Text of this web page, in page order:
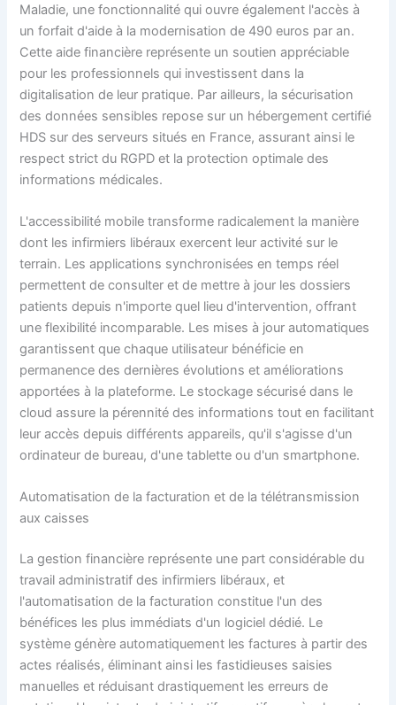
Maladie, une fonctionnalité qui ouvre également l'accès à
un forfait d'aide à la modernisation de 490 euros par an.
Cette aide financière représente un soutien appréciable
pour les professionnels qui investissent dans la
digitalisation de leur pratique. Par ailleurs, la sécurisation
des données sensibles repose sur un hébergement certifié
HDS sur des serveurs situés en France, assurant ainsi le
respect strict du RGPD et la protection optimale des
informations médicales.
L'accessibilité mobile transforme radicalement la manière
dont les infirmiers libéraux exercent leur activité sur le
terrain. Les applications synchronisées en temps réel
permettent de consulter et de mettre à jour les dossiers
patients depuis n'importe quel lieu d'intervention, offrant
une flexibilité incomparable. Les mises à jour automatiques
garantissent que chaque utilisateur bénéficie en
permanence des dernières évolutions et améliorations
apportées à la plateforme. Le stockage sécurisé dans le
cloud assure la pérennité des informations tout en facilitant
leur accès depuis différents appareils, qu'il s'agisse d'un
ordinateur de bureau, d'une tablette ou d'un smartphone.
Automatisation de la facturation et de la télétransmission
aux caisses
La gestion financière représente une part considérable du
travail administratif des infirmiers libéraux, et
l'automatisation de la facturation constitue l'un des
bénéfices les plus immédiats d'un logiciel dédié. Le
système génère automatiquement les factures à partir des
actes réalisés, éliminant ainsi les fastidieuses saisies
manuelles et réduisant drastiquement les erreurs de